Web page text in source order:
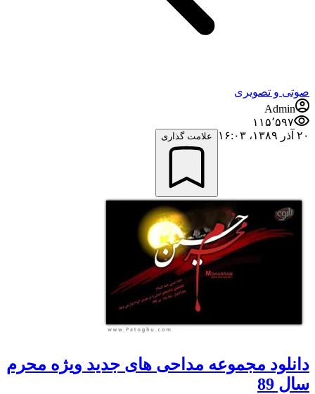
صوتی و تصویری
Admin
۱۱۵٬۵۹۷
۲۰ آذر ۱۳۸۹،‏ ۱۶:۰۳
علامت گذاری
دانلود مجموعه مداحی های جدید ویژه محرم
سال 89